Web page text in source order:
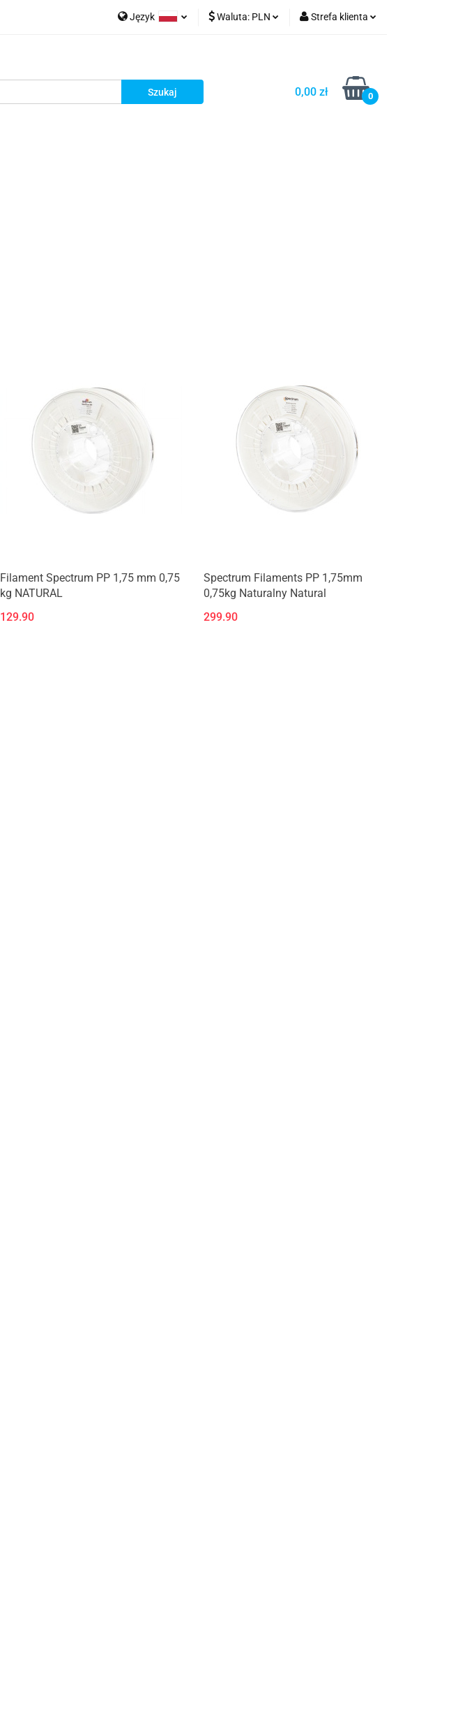
Język
German
Waluta: PLN Strefa klienta
Zarejestruj się
Dodaj zgłoszenie
0,00 zł 0
Zamów wydruk
Filament Spectrum PP 1,75 mm 0,75
kg NATURAL
129.90
Produkt niedostępny
Spectrum Filaments PP 1,75mm
0,75kg Naturalny Natural
299.90